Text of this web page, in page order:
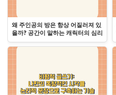
왜 주인공의 방은 항상 어질러져 있
을까? 공간이 말하는 캐릭터의 심리